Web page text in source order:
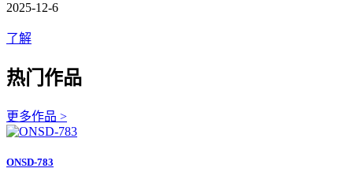
2025-12-6
了解
热门作品
更多作品 >
ONSD-783